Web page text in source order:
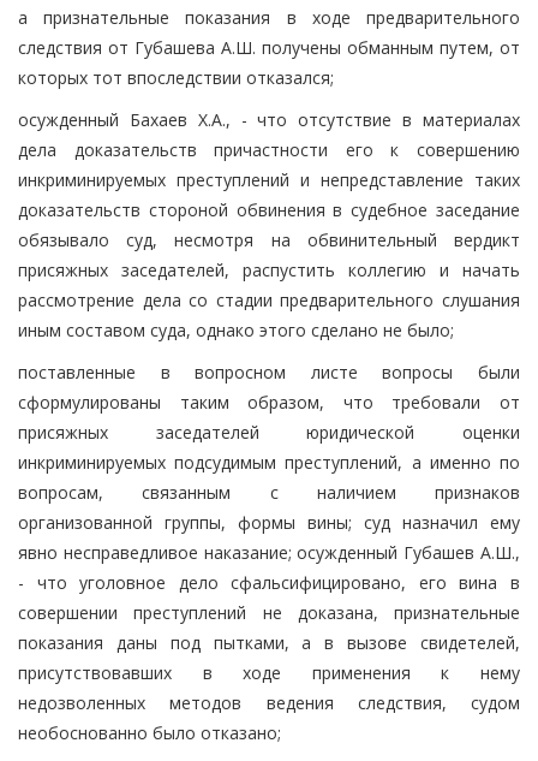
а признательные показания в ходе предварительного
следствия от Губашева А.Ш. получены обманным путем, от
которых тот впоследствии отказался;
осужденный Бахаев Х.А., - что отсутствие в материалах
дела доказательств причастности его к совершению
инкриминируемых преступлений и непредставление таких
доказательств стороной обвинения в судебное заседание
обязывало суд, несмотря на обвинительный вердикт
присяжных заседателей, распустить коллегию и начать
рассмотрение дела со стадии предварительного слушания
иным составом суда, однако этого сделано не было;
поставленные в вопросном листе вопросы были
сформулированы таким образом, что требовали от
присяжных заседателей юридической оценки
инкриминируемых подсудимым преступлений, а именно по
вопросам, связанным с наличием признаков
организованной группы, формы вины; суд назначил ему
явно несправедливое наказание; осужденный Губашев А.Ш.,
- что уголовное дело сфальсифицировано, его вина в
совершении преступлений не доказана, признательные
показания даны под пытками, а в вызове свидетелей,
присутствовавших в ходе применения к нему
недозволенных методов ведения следствия, судом
необоснованно было отказано;